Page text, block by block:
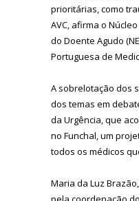
prioritárias, como
AVC, afirma o
do Doente Agudo
Portuguesa de
A sobrelotação dos
dos temas em
da Urgência, que
no Funchal, um
todos os médicos
Maria da Luz